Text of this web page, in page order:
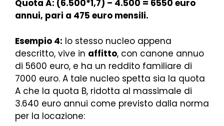
Quota A: (6.500*1,7) – 4.500 = 6550 euro
annui, pari a 475 euro mensili.
Esempio 4: lo stesso nucleo appena
descritto, vive in affitto, con canone annuo
di 5600 euro, e ha un reddito familiare di
7000 euro. A tale nucleo spetta sia la quota
A che la quota B, ridotta al massimale di
3.640 euro annui come previsto dalla norma
per la locazione: